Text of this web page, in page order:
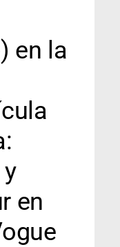
en la
en